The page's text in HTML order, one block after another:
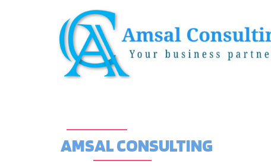
AMSAL CONSULTING